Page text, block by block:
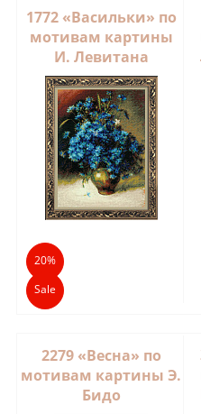
1772 «Васильки» по
мотивам картины
И. Левитана
20%
Sale
2279 «Весна» по
мотивам картины Э.
Бидо